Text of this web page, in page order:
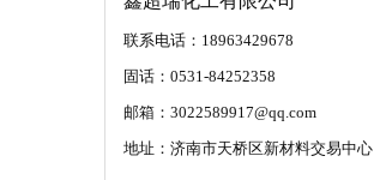
联系电话：18963429678
固话：0531-84252358
邮箱：3022589917@qq.com
地址：济南市天桥区新材料交易中心